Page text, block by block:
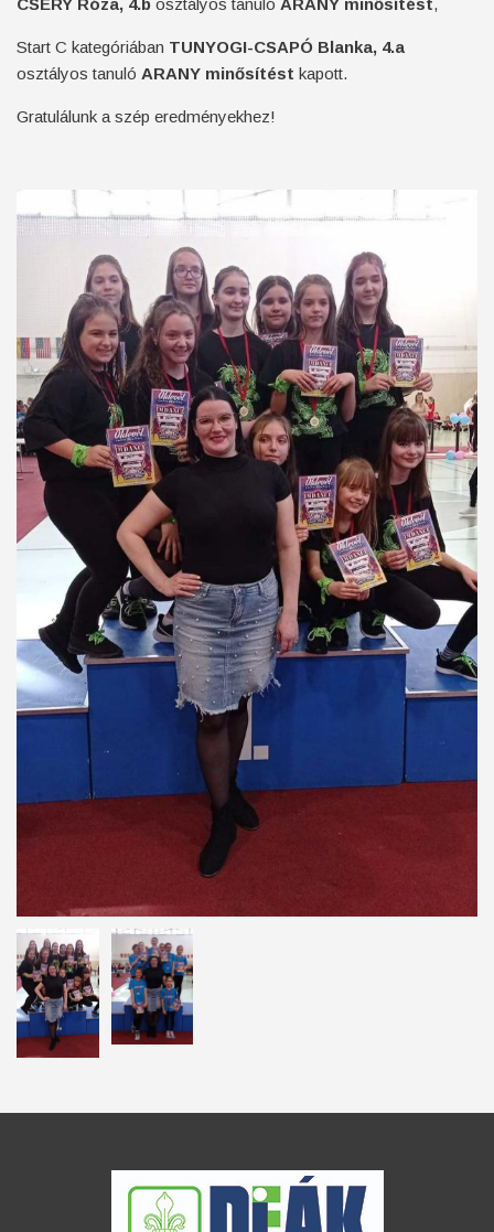
Start C kategóriában TUNYOGI-CSAPÓ Blanka, 4.a
osztályos tanuló ARANY minősítést kapott.
Gratulálunk a szép eredményekhez!